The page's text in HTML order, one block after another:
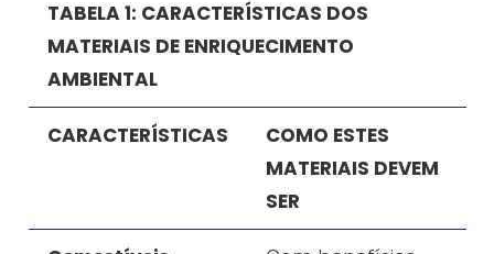
TABELA 1: CARACTERÍSTICAS DOS
MATERIAIS DE ENRIQUECIMENTO
AMBIENTAL
CARACTERÍSTICAS
COMO ESTES
MATERIAIS DEVEM
SER